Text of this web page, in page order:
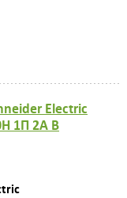
Electric
1П 2A B